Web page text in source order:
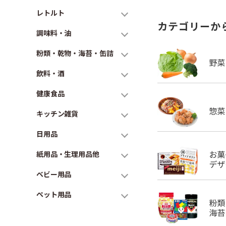
レトルト
調味料・油
粉類・乾物・海苔・缶詰
飲料・酒
健康食品
キッチン雑貨
日用品
紙用品・生理用品他
ベビー用品
ペット用品
カテゴリーか